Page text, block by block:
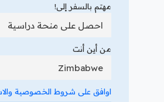
مهتم بالسفر إلى!
من أين أنت
اوافق على شروط الخصوصية